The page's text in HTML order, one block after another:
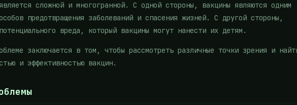
сложной и многогранной. С одной стороны, вакцины являются одним
предотвращения заболеваний и спасения жизней. С другой стороны,
вреда, который вакцины могут нанести их детям.
заключается в том, чтобы рассмотреть различные точки зрения и
и эффективностью вакцин.